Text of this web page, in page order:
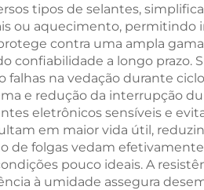
tipos de selantes,
ou aquecimento,
contra uma ampla
confiabilidade a longo prazo.
na vedação durante
e redução da interrupção
eletrônicos sensíveis e
em maior vida útil,
de folgas vedam
pouco ideais. A
à umidade assegura